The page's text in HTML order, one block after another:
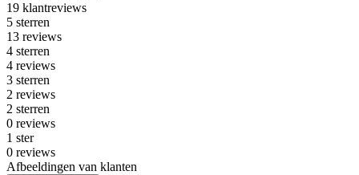
19 klantreviews
5 sterren
13 reviews
4 sterren
4 reviews
3 sterren
2 reviews
2 sterren
0 reviews
1 ster
0 reviews
Afbeeldingen van klanten